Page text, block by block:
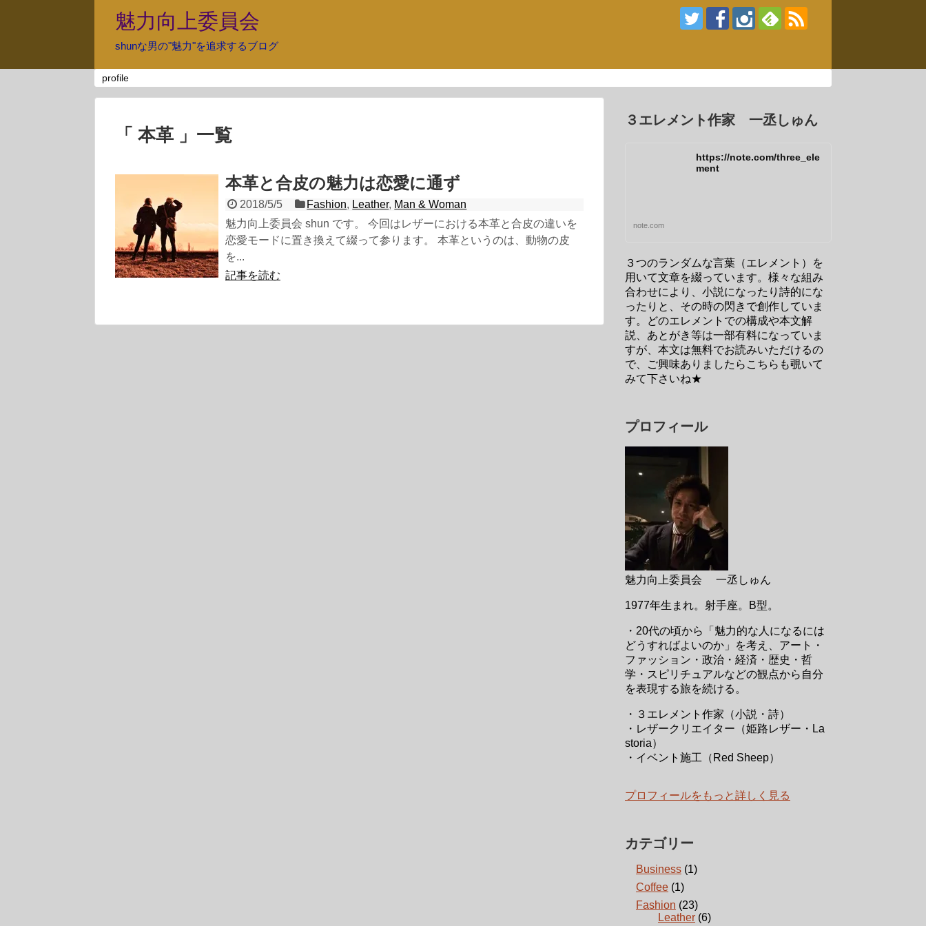
魅力向上委員会
shunな男の"魅力"を追求するブログ
profile
「 本革 」一覧
本革と合皮の魅力は恋愛に通ず
2018/5/5 Fashion, Leather, Man & Woman
魅力向上委員会 shun です。 今回はレザーにおける本革と合皮の違いを
恋愛モードに置き換えて綴って参ります。 本革というのは、動物の皮
を...
記事を読む
３エレメント作家 一丞しゅん
https://note.com/three_ele
ment
note.com
３つのランダムな言葉（エレメント）を
用いて文章を綴っています。様々な組み
合わせにより、小説になったり詩的にな
ったりと、その時の閃きで創作していま
す。どのエレメントでの構成や本文解
説、あとがき等は一部有料になっていま
すが、本文は無料でお読みいただけるの
で、ご興味ありましたらこちらも覗いて
みて下さいね★
プロフィール
魅力向上委員会 一丞しゅん
1977年生まれ。射手座。B型。
・20代の頃から「魅力的な人になるには
どうすればよいのか」を考え、アート・
ファッション・政治・経済・歴史・哲
学・スピリチュアルなどの観点から自分
を表現する旅を続ける。
・３エレメント作家（小説・詩）
・レザークリエイター（姫路レザー・La
storia）
・イベント施工（Red Sheep）
プロフィールをもっと詳しく見る
カテゴリー
Business (1)
Coffee (1)
Fashion (23)
Leather (6)